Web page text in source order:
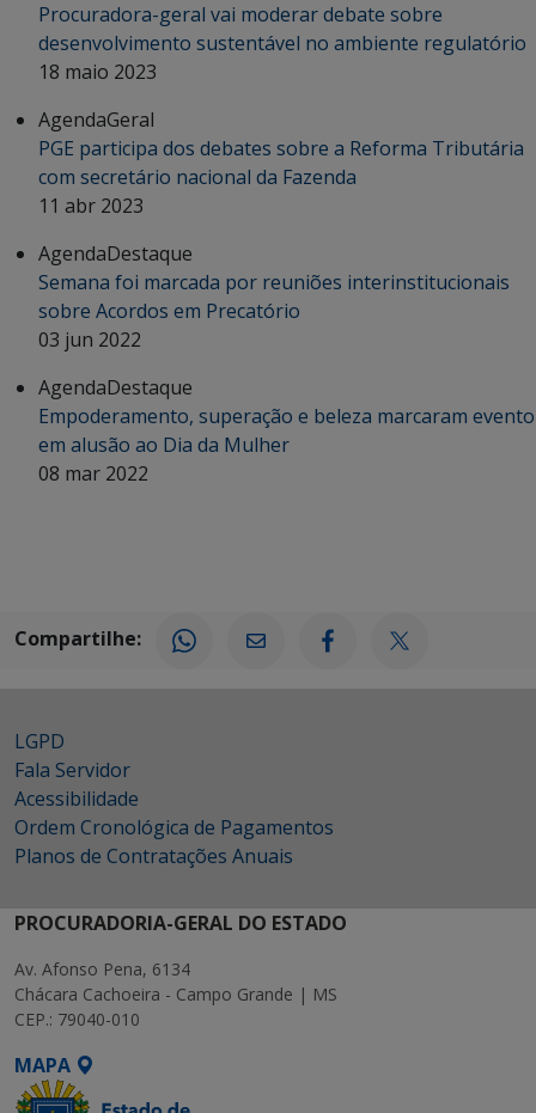
Procuradora-geral vai moderar debate sobre
desenvolvimento sustentável no ambiente regulatório
18 maio 2023
AgendaGeral
PGE participa dos debates sobre a Reforma Tributária
com secretário nacional da Fazenda
11 abr 2023
AgendaDestaque
Semana foi marcada por reuniões interinstitucionais
sobre Acordos em Precatório
03 jun 2022
AgendaDestaque
Empoderamento, superação e beleza marcaram evento
em alusão ao Dia da Mulher
08 mar 2022
Compartilhe:
LGPD
Fala Servidor
Acessibilidade
Ordem Cronológica de Pagamentos
Planos de Contratações Anuais
PROCURADORIA-GERAL DO ESTADO
Av. Afonso Pena, 6134
Chácara Cachoeira - Campo Grande | MS
CEP.: 79040-010
MAPA